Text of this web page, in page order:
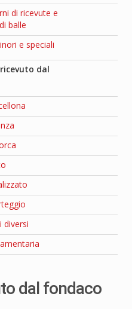
di ricevute e
balle
e speciali
dal
diversi
dal fondaco